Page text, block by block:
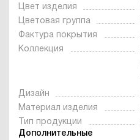
Цвет изделия
Цветовая группа
Фактура покрытия
Коллекция
Дизайн
Материал изделия
Тип продукции
Дополнительные